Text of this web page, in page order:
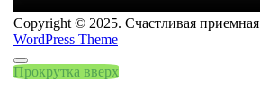
Copyright © 2025. Счастливая приемная
WordPress Theme
Прокрутка вверх